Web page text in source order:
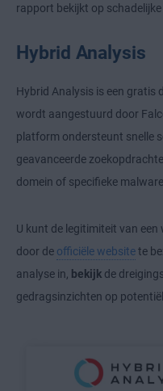
rapport bekijkt op
Hybrid Analysis
Hybrid Analysis is een gratis
wordt aangestuurd door
platform ondersteunt snelle
geavanceerde
domein of specifieke
U kunt de legitimiteit van
door de officiële websitete
analyse in, bekijk de
gedragsinzichten op